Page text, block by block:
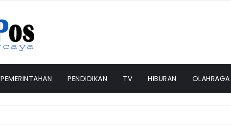
PEMERINTAHAN PENDIDIKAN TV HIBURAN OLAHRAGA